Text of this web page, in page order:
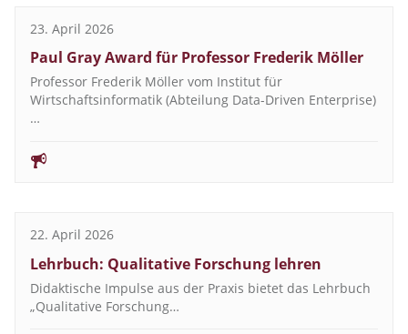
23. April 2026
Paul Gray Award für Professor Frederik Möller
Professor Frederik Möller vom Institut für
Wirtschaftsinformatik (Abteilung Data-Driven Enterprise)
…
22. April 2026
Lehrbuch: Qualitative Forschung lehren
Didaktische Impulse aus der Praxis bietet das Lehrbuch
„Qualitative Forschung…